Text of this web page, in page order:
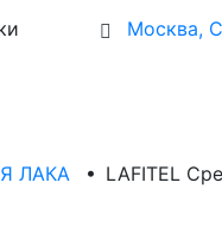
Москва,
ЛАКА • LAFITEL